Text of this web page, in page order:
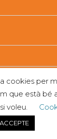
cookies per
que està bé
voleu.
ACCEPTE